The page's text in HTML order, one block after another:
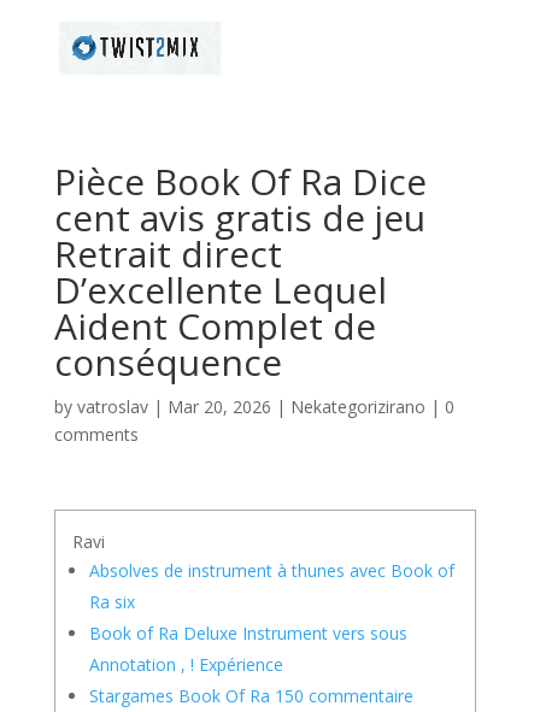
Pièce Book Of Ra Dice
cent avis gratis de jeu
Retrait direct
D’excellente Lequel
Aident Complet de
conséquence
by vatroslav| Mar 20, 2026 | Nekategorizirano | 0
comments
Ravi
Absolves de instrument à thunes avec Book of
Ra six
Book of Ra Deluxe Instrument vers sous
Annotation , ! Expérience
Stargames Book Of Ra 150 commentaire